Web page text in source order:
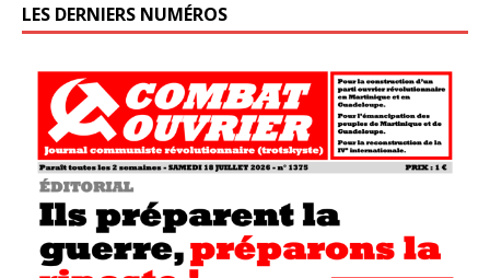
LES DERNIERS NUMÉROS